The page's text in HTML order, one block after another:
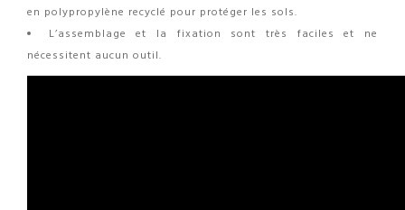
en polypropylène recyclé pour protéger les sols.
L’assemblage et la fixation sont très faciles et ne
nécessitent aucun outil.